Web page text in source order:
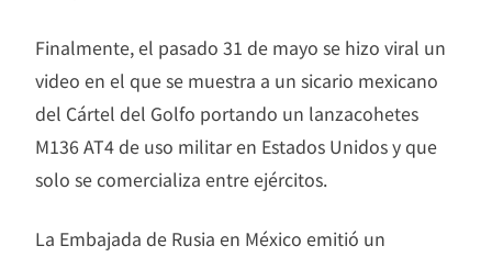
Finalmente, el pasado 31 de mayo se hizo viral un
video en el que se muestra a un sicario mexicano
del Cártel del Golfo portando un lanzacohetes
M136 AT4 de uso militar en Estados Unidos y que
solo se comercializa entre ejércitos.
La Embajada de Rusia en México emitió un